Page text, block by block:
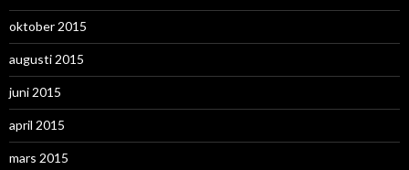
oktober 2015
augusti 2015
juni 2015
april 2015
mars 2015